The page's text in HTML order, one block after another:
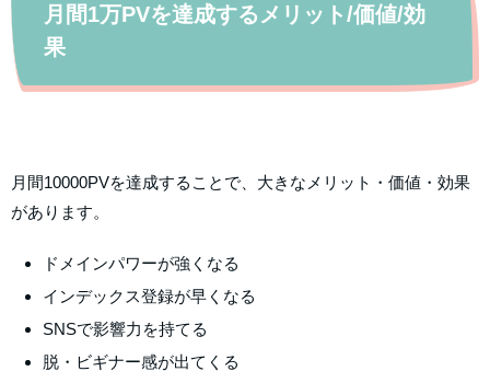
月間1万PVを達成するメリット/価値/効
果
月間10000PVを達成することで、大きなメリット・価値・効果
があります。
ドメインパワーが強くなる
インデックス登録が早くなる
SNSで影響力を持てる
脱・ビギナー感が出てくる